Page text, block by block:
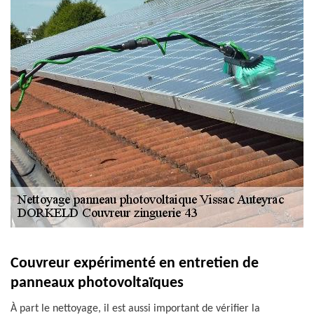
Couvreur expérimenté en entretien de
panneaux photovoltaïques
À part le nettoyage, il est aussi important de vérifier la